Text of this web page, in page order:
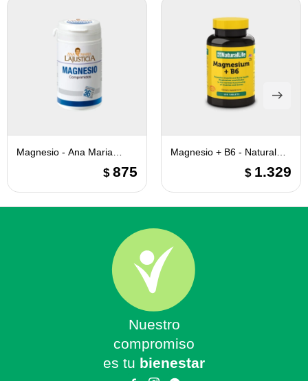
Magnesio - Ana Maria
$ 875
Magnesio + B6 - Natural
$ 1.329
Nuestro
compromiso
es tu bienestar